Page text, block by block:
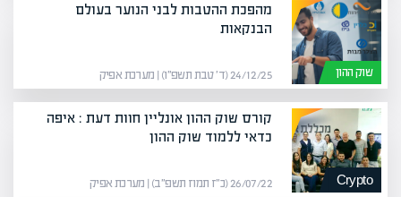
שוק ההון
מהפכת ההטבות לבני הנוער בעולם
הבנקאות
24/12/25 (ד׳ טבת תשפ״ו) | מערכת אפיק
Crypto
קורס שוק ההון אונליין חוות דעת : איפה
כדאי ללמוד שוק ההון
26/07/22 (כ״ז תמוז תשפ״ב) | מערכת אפיק